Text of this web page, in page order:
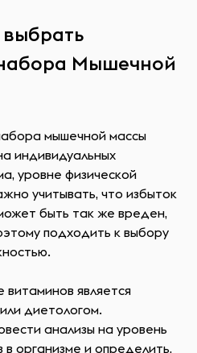
Мышечной
мышечной массы
индивидуальных
уровне физической
учитывать, что избыток
быть так же вреден,
подходить к выбору
является
диетологом.
анализы на уровень
организме и определить,